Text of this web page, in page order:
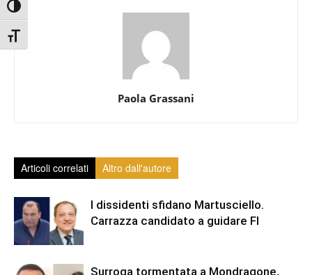
Attiva/disattiva alto contrasto
Attiva/disattiva dimensione testo
Paola Grassani
Articoli correlati Altro dall'autore
I dissidenti sfidano Martusciello.
Carrazza candidato a guidare FI
Surroga tormentata a Mondragone,